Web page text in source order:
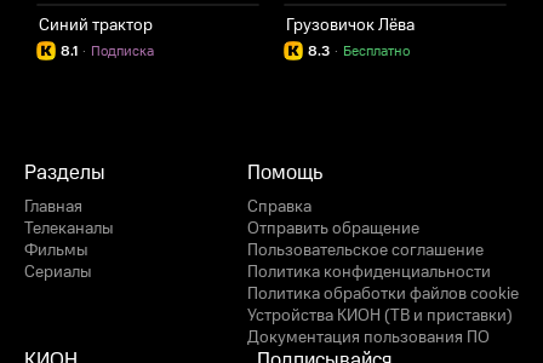
Синий трактор
8.1 Подписка
·
Грузовичок Лёва
8.3 Бесплатно
·
Разделы
Главная
Телеканалы
Фильмы
Сериалы
Помощь
Справка
Отправить обращение
Пользовательское соглашение
Политика конфиденциальности
Политика обработки файлов cookie
Устройства КИОН (ТВ и приставки)
Документация пользования ПО